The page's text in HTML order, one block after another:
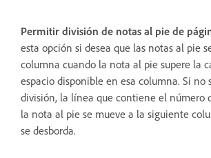
Permitir división de notas al pie de
esta opción si desea que las notas al pie
columna cuando la nota al pie supere la
espacio disponible en esa columna. Si no
división, la línea que contiene el número
la nota al pie se mueve a la siguiente
se desborda.